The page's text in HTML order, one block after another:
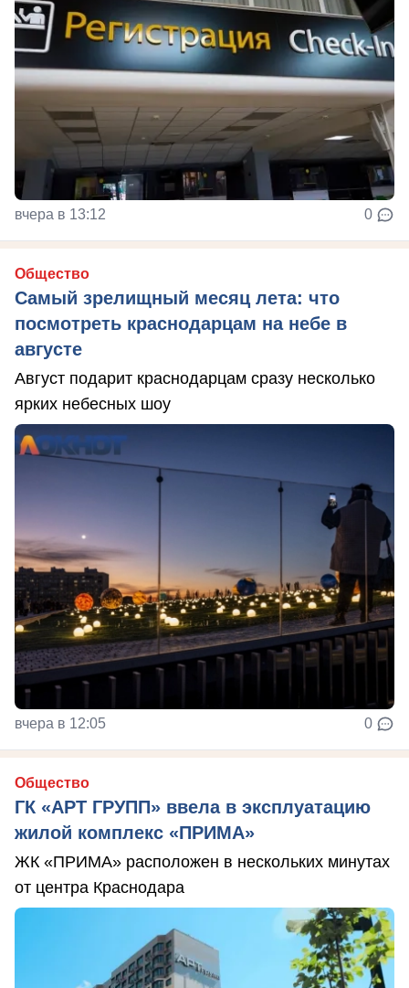
вчера в 13:12 0
Общество
Самый зрелищный месяц лета: что
посмотреть краснодарцам на небе в
августе
Август подарит краснодарцам сразу несколько
ярких небесных шоу
вчера в 12:05 0
Общество
ГК «АРТ ГРУПП» ввела в эксплуатацию
жилой комплекс «ПРИМА»
ЖК «ПРИМА» расположен в нескольких минутах
от центра Краснодара